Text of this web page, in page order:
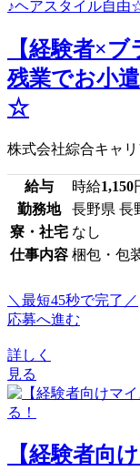
【経験者×
残業でお小
☆
株式会社綜合キャ
給与 時給1,150
勤務地
長野県 長
寮・社宅 なし
仕事内容 梱包・包
＼最短45秒で完了／
応募へ進む
詳しく
見る
【経験者向